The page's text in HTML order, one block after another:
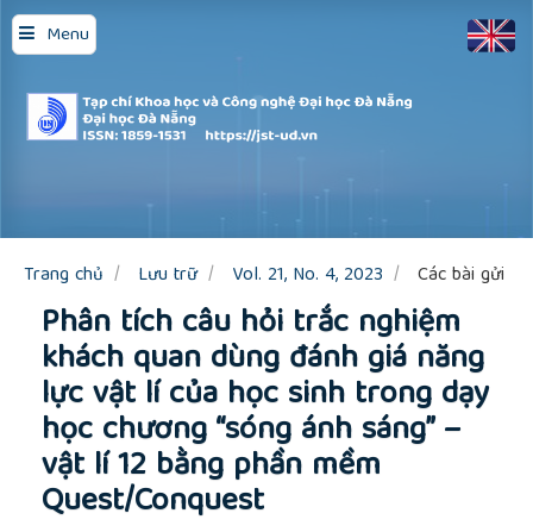
Menu
Quick
jump
to
page
content
Main
Sidebar
Trang chủ Lưu trữ Vol. 21, No. 4, 2023 Các bài gửi
Phân tích câu hỏi trắc nghiệm
khách quan dùng đánh giá năng
lực vật lí của học sinh trong dạy
học chương “sóng ánh sáng” –
vật lí 12 bằng phần mềm
Quest/Conquest